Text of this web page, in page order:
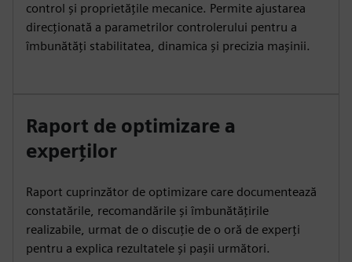
control și proprietățile mecanice. Permite ajustarea
direcționată a parametrilor controlerului pentru a
îmbunătăți stabilitatea, dinamica și precizia mașinii.
Raport de optimizare a
experților
Raport cuprinzător de optimizare care documentează
constatările, recomandările și îmbunătățirile
realizabile, urmat de o discuție de o oră de experți
pentru a explica rezultatele și pașii următori.